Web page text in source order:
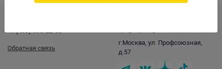
+7 (499) 678-22-00
Обратная связь
г.Москва, ул. Профсоюзная,
д.57